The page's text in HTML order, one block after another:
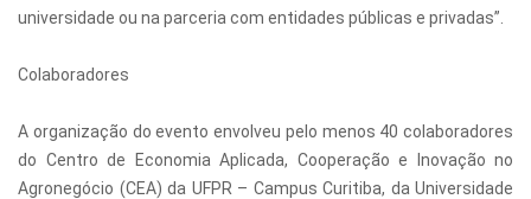
universidade ou na parceria com entidades públicas e privadas”.
Colaboradores
A organização do evento envolveu pelo menos 40 colaboradores
do Centro de Economia Aplicada, Cooperação e Inovação no
Agronegócio (CEA) da UFPR – Campus Curitiba, da Universidade